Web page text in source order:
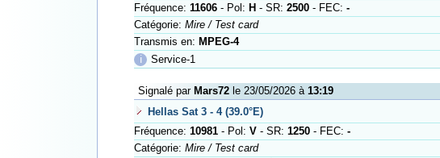
Fréquence: 11606 - Pol: H - SR: 2500 - FEC: -
Catégorie: Mire / Test card
Transmis en: MPEG-4
ℹ
Service-1
Signalé par Mars72 le 23/05/2026 à 13:19
Hellas Sat 3 - 4 (39.0°E)
Fréquence: 10981 - Pol: V - SR: 1250 - FEC: -
Catégorie: Mire / Test card